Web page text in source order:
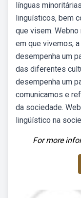
línguas
linguísticos, bem
que visem.
em que vivemos,
desempenha um
das diferentes
desempenha um
comunicamos e
da sociedade.
lingüístico na
For more